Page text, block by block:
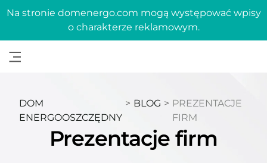
Na stronie domenergo.com mogą występować wpisy
o charakterze reklamowym.
DOM
ENERGOOSZCZĘDNY
> BLOG > PREZENTACJE
FIRM
Prezentacje firm